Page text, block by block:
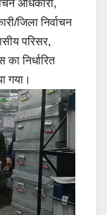
अधिकारी,
जिला निर्वाचन
परिसर,
निर्धारित
गया।